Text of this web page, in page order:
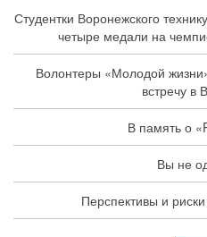
Студентки Воронежского
четыре медали на
Волонтеры «Молодой
встречу в
В память о
Вы не
Перспективы и